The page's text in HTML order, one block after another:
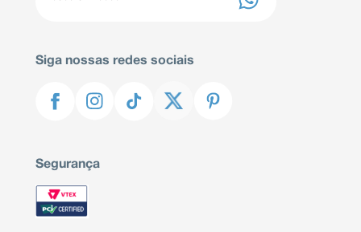
Siga nossas redes sociais
Segurança